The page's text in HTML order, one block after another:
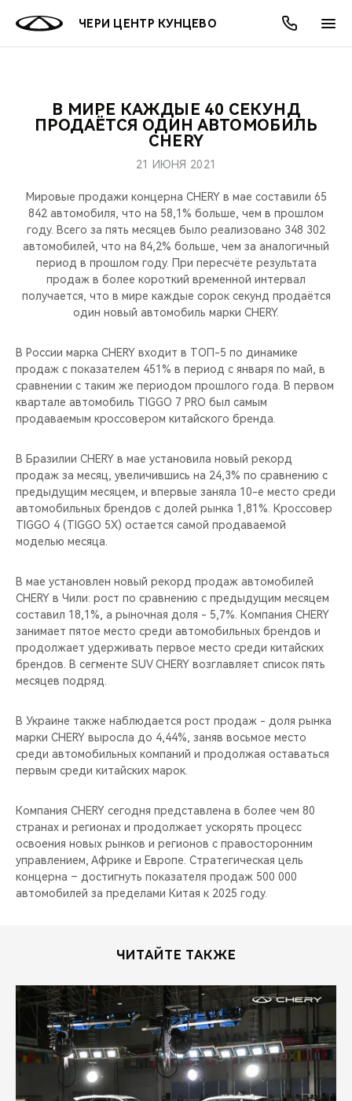
ЧЕРИ ЦЕНТР КУНЦЕВО
МОДЕЛИ
КРОССОВЕРЫ
СЕДАНЫ
НОВИНКИ
ПОКУПАТЕЛЯМ
КРЕДИТ И СТРАХОВАНИЕ
ВЛАДЕЛЬЦАМ
ЗАПЧАСТИ И АКСЕССУАРЫ
ПОДДЕРЖКА
МИР CHERY
О БРЕНДЕ
CHERY В СОЦСЕТЯХ
БЛАГОТВОРИТЕЛЬНОСТЬ
CHERY REMOTE
CHERY И СПОРТ
ВИДЕООБЗОРЫ
CHERY ДЛЯ ДЕТЕЙ
АКЦИИ
ОНЛАЙН СЕРВИСЫ
КРЕДИТ
О КОМПАНИИ
МЫ В СОЦСЕТЯХ
В МИРЕ КАЖДЫЕ 40 СЕКУНД
ПРОДАЁТСЯ ОДИН АВТОМОБИЛЬ
CHERY
21 ИЮНЯ 2021
Мировые продажи концерна CHERY в мае составили 65
842 автомобиля, что на 58,1% больше, чем в прошлом
году. Всего за пять месяцев было реализовано 348 302
автомобилей, что на 84,2% больше, чем за аналогичный
период в прошлом году. При пересчёте результата
продаж в более короткий временной интервал
получается, что в мире каждые сорок секунд продаётся
один новый автомобиль марки CHERY.
В России марка CHERY входит в ТОП-5 по динамике
продаж с показателем 451% в период с января по май, в
сравнении с таким же периодом прошлого года. В первом
квартале автомобиль TIGGO 7 PRO был самым
продаваемым кроссовером китайского бренда.
В Бразилии CHERY в мае установила новый рекорд
продаж за месяц, увеличившись на 24,3% по сравнению с
предыдущим месяцем, и впервые заняла 10-е место среди
автомобильных брендов с долей рынка 1,81%. Кроссовер
TIGGO 4 (TIGGO 5X) остается самой продаваемой
моделью месяца.
В мае установлен новый рекорд продаж автомобилей
CHERY в Чили: рост по сравнению с предыдущим месяцем
составил 18,1%, а рыночная доля - 5,7%. Компания CHERY
занимает пятое место среди автомобильных брендов и
продолжает удерживать первое место среди китайских
брендов. В сегменте SUV CHERY возглавляет список пять
месяцев подряд.
В Украине также наблюдается рост продаж - доля рынка
марки CHERY выросла до 4,44%, заняв восьмое место
среди автомобильных компаний и продолжая оставаться
первым среди китайских марок.
Компания CHERY сегодня представлена в более чем 80
странах и регионах и продолжает ускорять процесс
освоения новых рынков и регионов с правосторонним
управлением, Африке и Европе. Стратегическая цель
концерна – достигнуть показателя продаж 500 000
автомобилей за пределами Китая к 2025 году.
ЧИТАЙТЕ ТАКЖЕ